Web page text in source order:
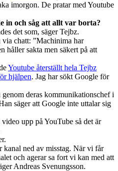
imorgon. De pratar med Youtube
in och såg att allt var borta?
det som, säger Tejbz.
via chatt: ”Machinima har
håller sakta men säkert på att
Youtube återställt hela Tejbz
hjälpen. Jag har sökt Google för
deras kommunikationschef i
säger att Google inte uttalar sig
upp på YouTube så det är
kanal ned av misstag. När vi får
och agerar sa fort vi kan med att
Andreas Svenungsson.